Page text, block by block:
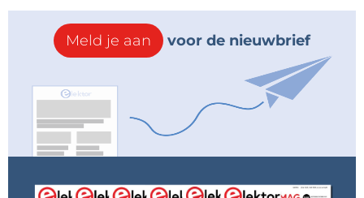
Meld je aan voor de nieuwbrief